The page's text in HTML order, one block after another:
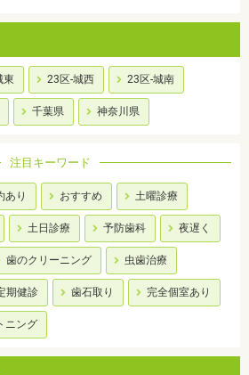
東 23区-城西 23区-城南
千葉県 神奈川県
注目キーワード
あり おすすめ 土曜診療
土日診療 予防歯科 夜遅く
歯のクリーニング 虫歯治療
期健診 歯石取り 完全個室あり
ニング